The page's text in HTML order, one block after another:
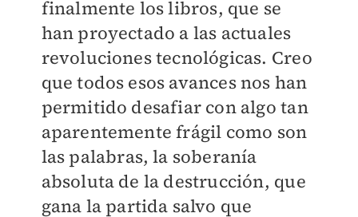
finalmente los libros, que se
han proyectado a las actuales
revoluciones tecnológicas. Creo
que todos esos avances nos han
permitido desafiar con algo tan
aparentemente frágil como son
las palabras, la soberanía
absoluta de la destrucción, que
gana la partida salvo que